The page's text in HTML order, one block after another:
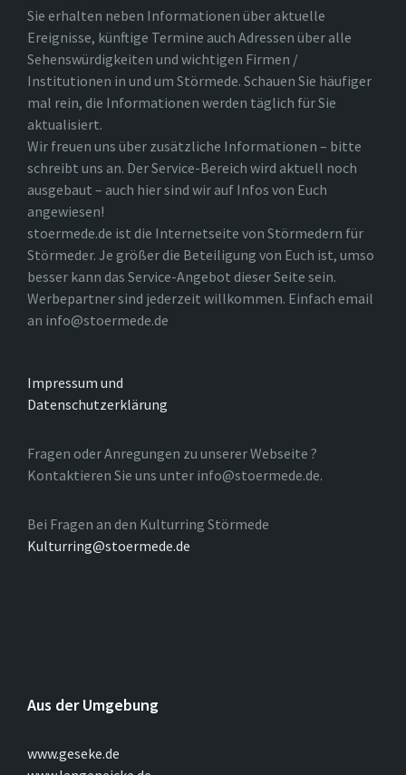
Sie erhalten neben Informationen über aktuelle
Ereignisse, künftige Termine auch Adressen über alle
Sehenswürdigkeiten und wichtigen Firmen /
Institutionen in und um Störmede. Schauen Sie häufiger
mal rein, die Informationen werden täglich für Sie
aktualisiert.
Wir freuen uns über zusätzliche Informationen – bitte
schreibt uns an. Der Service-Bereich wird aktuell noch
ausgebaut – auch hier sind wir auf Infos von Euch
angewiesen!
stoermede.de ist die Internetseite von Störmedern für
Störmeder. Je größer die Beteiligung von Euch ist, umso
besser kann das Service-Angebot dieser Seite sein.
Werbepartner sind jederzeit willkommen. Einfach email
an info@stoermede.de
Impressum und
Datenschutzerklärung
Fragen oder Anregungen zu unserer Webseite ?
Kontaktieren Sie uns unter info@stoermede.de.
Bei Fragen an den Kulturring Störmede
Kulturring@stoermede.de
Aus der Umgebung
www.geseke.de